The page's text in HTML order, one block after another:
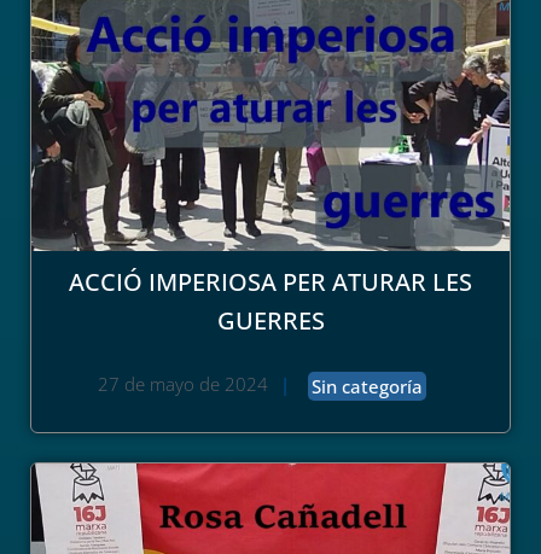
ACCIÓ IMPERIOSA PER ATURAR LES
GUERRES
27 de mayo de 2024 | Sin categoría